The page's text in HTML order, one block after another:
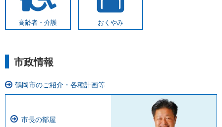
高齢者・介護 おくやみ
市政情報
鶴岡市のご紹介・各種計画等
市長の部屋